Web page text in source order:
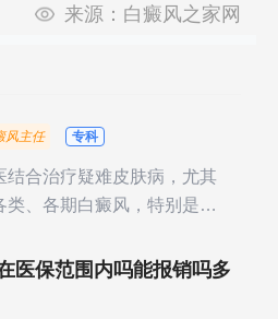
来源： 白癜风之家网
风主任 专科
结合治疗疑难皮肤病，尤其
类、各期白癜风，特别是对
运用中医的辨证施治，理法
医保范围内吗能报销吗多